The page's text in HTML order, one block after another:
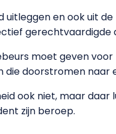
uitleggen en ook uit
gerechtvaardigde
moet geven
doorstromen naar
ook niet, maar daar
zijn beroep.